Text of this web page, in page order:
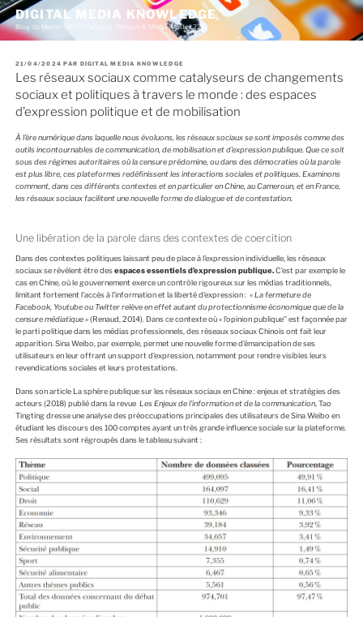
A
l
e
DIGITAL MEDIA KNOWLEDGE
Blog du Master SIREN Parcours Télécom & Média (Master 226)
P
U
B
I
L
21/04/2024 PAR DIGITAL MEDIA KNOWLEDGE
Les réseaux sociaux comme catalyseurs de changements
sociaux et politiques à travers le monde : des espaces
d’expression politique et de mobilisation
À l’ère numérique dans laquelle nous évoluons, les réseaux sociaux se sont imposés comme des
outils incontournables de communication, de mobilisation et d’expression publique. Que ce soit
sous des régimes autoritaires où la censure prédomine, ou dans des démocraties où la parole
est plus libre, ces plateformes redéfinissent les interactions sociales et politiques. Examinons
comment, dans ces différents contextes et en particulier en Chine, au Cameroun, et en France,
les réseaux sociaux facilitent une nouvelle forme de dialogue et de contestation.
Une libération de la parole dans des contextes de coercition
Dans des contextes politiques laissant peu de place à l’expression individuelle, les réseaux
sociaux se révèlent être desespaces essentiels d’expression publique.C’est par exemple le
cas en Chine, où le gouvernement exerce un contrôle rigoureux sur les médias traditionnels,
limitant fortement l’accès à l’information et la liberté d’expression : « La fermeture de
Facebook, Youtube ou Twitter relève en effet autant du protectionnisme économique que de la
censure médiatique »(Renaud, 2014). Dans ce contexte où « l’opinion publique’’ est façonnée par
le parti politique dans les médias professionnels, des réseaux sociaux Chinois ont fait leur
apparition. Sina Weibo, par exemple, permet une nouvelle forme d’émancipation de ses
utilisateurs en leur offrant un support d’expression, notamment pour rendre visibles leurs
revendications sociales et leurs protestations.
Dans son article La sphère publique sur les réseaux sociaux en Chine : enjeux et stratégies des
acteurs(2018) publié dans la revue Les Enjeux de l’information et de la communication, Tao
Tingting dresse une analyse des préoccupations principales des utilisateurs de Sina Weibo en
étudiant les discours des 100 comptes ayant un très grande influence sociale sur la plateforme.
Ses résultats sont régroupés dans le tableau suivant :